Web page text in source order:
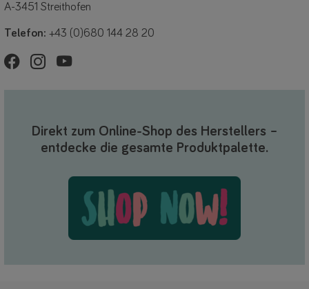
A-3451 Streithofen
Telefon: +43 (0)680 144 28 20
Direkt zum Online-Shop des Herstellers –
entdecke die gesamte Produktpalette.